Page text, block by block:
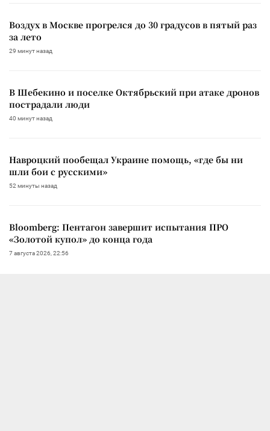
Воздух в Москве прогрелся до 30 градусов в пятый раз
за лето
29 минут назад
В Шебекино и поселке Октябрьский при атаке дронов
пострадали люди
40 минут назад
Навроцкий пообещал Украине помощь, «где бы ни
шли бои с русскими»
52 минуты назад
Bloomberg: Пентагон завершит испытания ПРО
«Золотой купол» до конца года
7 августа 2026, 22:56